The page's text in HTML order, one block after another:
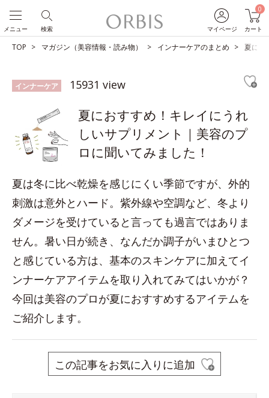
マイページ
0
カート
検索
メニュー
TOP マガジン（美容情報・読み物） インナーケアのまとめ 夏にお
インナーケア 15931 view
夏におすすめ！キレイにうれ
しいサプリメント｜美容のプ
ロに聞いてみました！
夏は冬に比べ乾燥を感じにくい季節ですが、外的
刺激は意外とハード。紫外線や空調など、冬より
ダメージを受けていると言っても過言ではありま
せん。暑い日が続き、なんだか調子がいまひとつ
と感じている方は、基本のスキンケアに加えてイ
ンナーケアアイテムを取り入れてみてはいかが？
今回は美容のプロが夏におすすめするアイテムを
ご紹介します。
この記事をお気に入りに追加